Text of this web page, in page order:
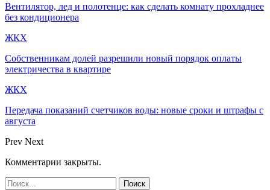
Вентилятор, лед и полотенце: как сделать комнату прохладнее
без кондиционера
ЖКХ
Собственникам долей разрешили новый порядок оплаты
электричества в квартире
ЖКХ
Передача показаний счетчиков воды: новые сроки и штрафы с
августа
Prev Next
Комментарии закрыты.